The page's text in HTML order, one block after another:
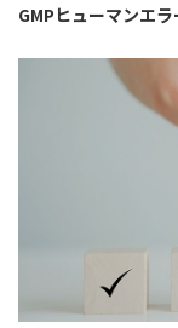
GMPヒューマンエ